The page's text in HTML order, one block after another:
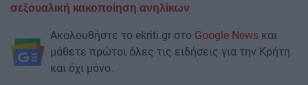
σεξουαλική κακοποίηση ανηλίκων
Ακολουθήστε το ekriti.gr στο Google News και
μάθετε πρώτοι όλες τις ειδήσεις για την Κρήτη
και όχι μόνο.